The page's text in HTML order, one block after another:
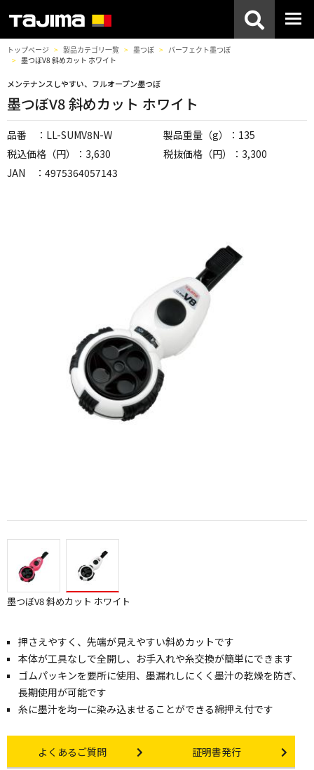
トップページ 製品カテゴリ一覧 墨つぼ
パーフェクト墨つぼ
墨つぼV8 斜めカット ホワイト
メンテナンスしやすい、フルオープン墨つぼ
墨つぼV8 斜めカット ホワイト
品番 ：LL-SUMV8N-W
製品重量（g）：135
税込価格（円）：3,630
税抜価格（円）：3,300
JAN ：4975364057143
墨つぼV8 斜めカット ホワイト
押さえやすく、先端が見えやすい斜めカットです
本体が工具なしで全開し、お手入れや糸交換が簡単にできます
ゴムパッキンを要所に使用、墨漏れしにくく墨汁の乾燥を防ぎ、
長期使用が可能です
糸に墨汁を均一に染み込ませることができる綿押え付です
Other link
よくあるご質問 Certificate Issuance
証明書発行